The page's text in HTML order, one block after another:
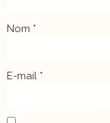
Nom *
E-mail *